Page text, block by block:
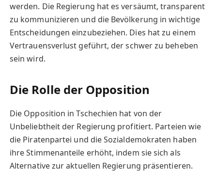
werden. Die Regierung hat es versäumt, transparent
zu kommunizieren und die Bevölkerung in wichtige
Entscheidungen einzubeziehen. Dies hat zu einem
Vertrauensverlust geführt, der schwer zu beheben
sein wird.
Die Rolle der Opposition
Die Opposition in Tschechien hat von der
Unbeliebtheit der Regierung profitiert. Parteien wie
die Piratenpartei und die Sozialdemokraten haben
ihre Stimmenanteile erhöht, indem sie sich als
Alternative zur aktuellen Regierung präsentieren.